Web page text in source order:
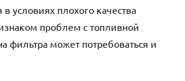
в условиях плохого качества
проблем с топливной
фильтра может потребоваться и